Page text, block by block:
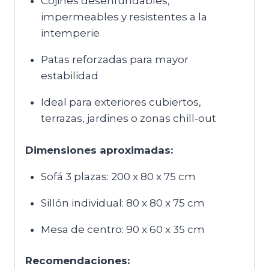
impermeables y resistentes a la
intemperie
Patas reforzadas para mayor
estabilidad
Ideal para exteriores cubiertos,
terrazas, jardines o zonas chill-out
Dimensiones aproximadas:
Sofá 3 plazas: 200 x 80 x 75 cm
Sillón individual: 80 x 80 x 75 cm
Mesa de centro: 90 x 60 x 35 cm
Recomendaciones: